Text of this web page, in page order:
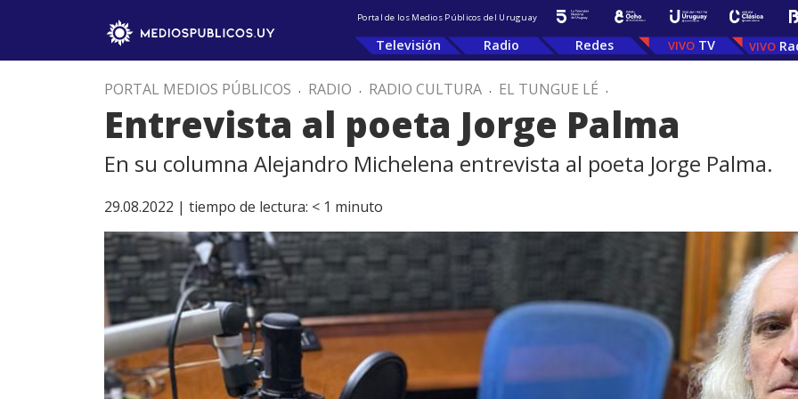
Portal de los Medios Públicos del Uruguay
Televisión Radio Redes TV
PORTAL MEDIOS PÚBLICOS . RADIO . RADIO CULTURA . EL TUNGUE LÉ .
Entrevista al poeta Jorge Palma
En su columna Alejandro Michelena entrevista al poeta Jorge Palma.
29.08.2022 | tiempo de lectura: < 1 minuto